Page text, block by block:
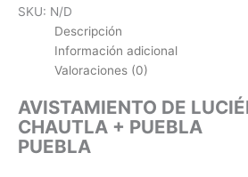
SKU: N/D
Descripción
Información adicional
Valoraciones (0)
AVISTAMIENTO DE
CHAUTLA + PUEBLA
PUEBLA